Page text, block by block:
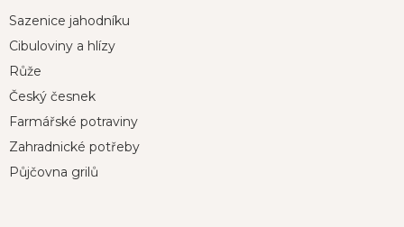
aSazenice jahodníku
Cibuloviny a hlízy
Růže
Český česnek
Farmářské potraviny
Zahradnické potřeby
Půjčovna grilů